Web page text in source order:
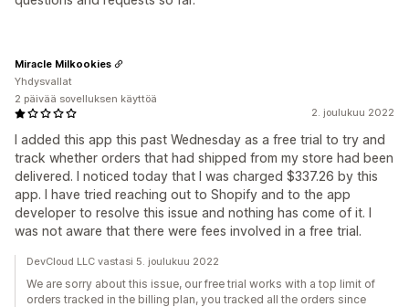
2. joulukuu 2022
I added this app this past Wednesday as a free trial to try and
track whether orders that had shipped from my store had been
delivered. I noticed today that I was charged $337.26 by this
app. I have tried reaching out to Shopify and to the app
developer to resolve this issue and nothing has come of it. I
was not aware that there were fees involved in a free trial.
Miracle Milkookies
Yhdysvallat
2 päivää sovelluksen käyttöä
DevCloud LLC vastasi 5. joulukuu 2022
We are sorry about this issue, our free trial works with a top limit of
orders tracked in the billing plan, you tracked all the orders since